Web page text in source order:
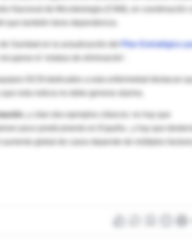
Nacional de Microbiología (CNM), en coordinación
que también tiene dependencia.
Plan Estratégico
el ‘estatus de eliminación’.
ISCIII dedicados a esta enfermedad destacan
esta noticia no debe generar alarma.
poco predicamento en España-, y hay que
global de casos depende de múltiples